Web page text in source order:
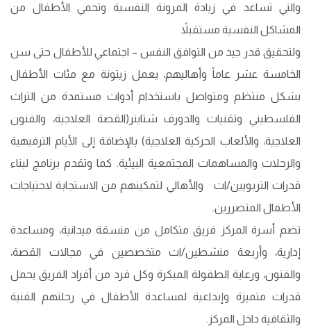
والتي تساعد في زيادة المرونة النفسية وتحمي الأطفال من
المشاكل النفسية مستقبلاً
ولتحقيق قدر جيد من التوافق النفس – اجتماعي للأطفال حتى سن
الخامسة عشر عاماً وأهاليهم، يعمل زيتونة مع مئات الأطفال
بشكل منتظم ومتواصل باستخدام أدوات مستمدة من التراث
الفلسطيني وتقنيات والدورف شتاينر(القصة العلاجية، والفنون
العلاجية، والألعاب الحركية العلاجية) بالإضافة إلى الأيام الترفيهية
والرحلات والمساهمات المجتمعية البيئية. كما وتقدم برنامج لبناء
قدرات التربويين/ات
والأهالي لتمكينهم من الاستجابة لاحتياجات
الأطفال المتضررين.
تضم أسرة المركز فريق متكامل من منسقة ميدانية، ومساعدة
إدارية، وأربعة منشطين/ات متخصصين في مجالات القصة،
والفنون، ورعاية الطفولة المبكرة وكل فرد من أفراد الفريق يحمل
قدرات متميزة وإبداعية لمساعدة الأطفال في رحلتهم الفنية
والثقافية داخل المركز.